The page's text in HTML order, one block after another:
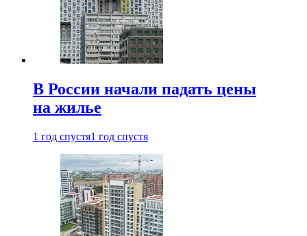
В России начали падать цены
на жилье
1 год спустя1 год спустя